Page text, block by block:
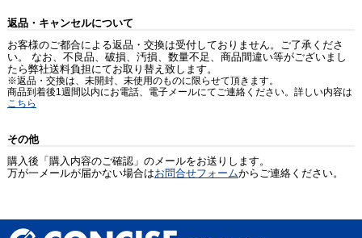
返品・キャンセルについて
お客様のご都合による返品・交換は受付しておりません。ご了承くださ
い。 なお、不良品、破損、汚損、数量不足、商品間違い等がございまし
たら弊社送料負担にてお取り替え致します。
※返品・交換は、未開封、未使用のものに限らせて頂きます。
商品到着後1週間以内にお電話、電子メールにてご連絡ください。詳しい内容は
こちら
その他
購入後「購入内容のご確認」のメールをお送りします。
万が一メールが届かない場合はお問合せフォームからご連絡ください。